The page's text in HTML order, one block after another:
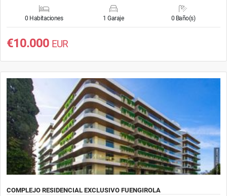
0 Habitaciones 1 Garaje 0 Baño(s)
€10.000 EUR
COMPLEJO RESIDENCIAL EXCLUSIVO FUENGIROLA